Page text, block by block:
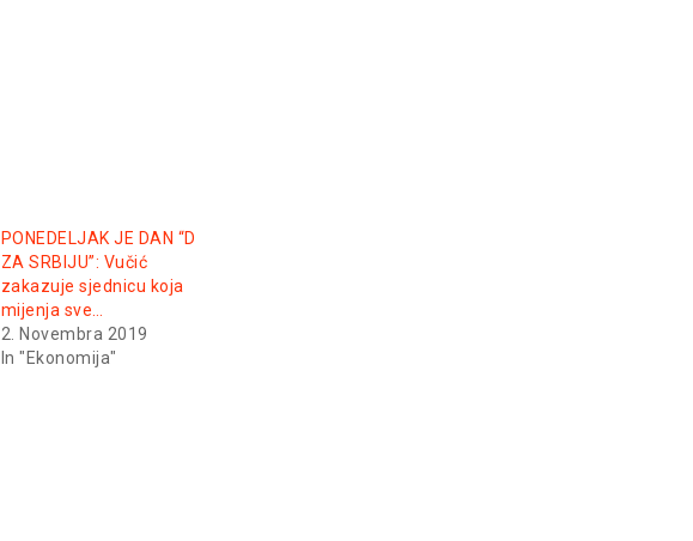
PONEDELJAK JE DAN “D
ZA SRBIJU”: Vučić
zakazuje sjednicu koja
mijenja sve…
2. Novembra 2019
In "Ekonomija"